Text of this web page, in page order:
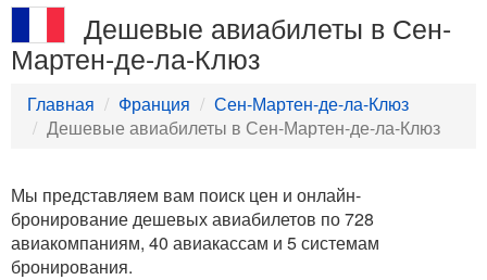
Дешевые авиабилеты в Сен-
Мартен-де-ла-Клюз
Главная Франция
Сен-Мартен-де-ла-Клюз
Дешевые авиабилеты в Сен-Мартен-де-ла-Клюз
Мы представляем вам поиск цен и онлайн-
бронирование дешевых авиабилетов по 728
авиакомпаниям, 40 авиакассам и 5 системам
бронирования.